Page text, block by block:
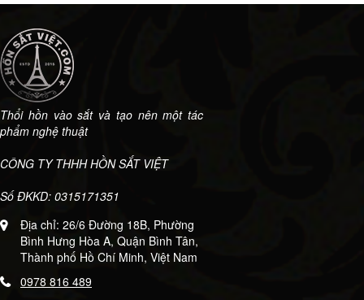
₫.
Thổi hồn vào sắt và tạo nên một tác
phẩm nghệ thuật
CÔNG TY THHH HỒN SẮT VIỆT
Số ĐKKD: 0315171351
Địa chỉ: 26/6 Đường 18B, Phường
Bình Hưng Hòa A, Quận Bình Tân,
Thành phố Hồ Chí Minh, Việt Nam
0978 816 489